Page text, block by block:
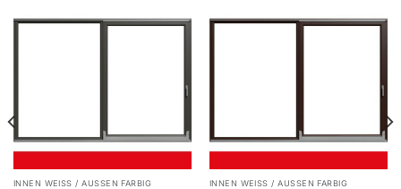
INNEN WEISS / AUSSEN FARBIG INNEN WEISS / AUSSEN FARBIG